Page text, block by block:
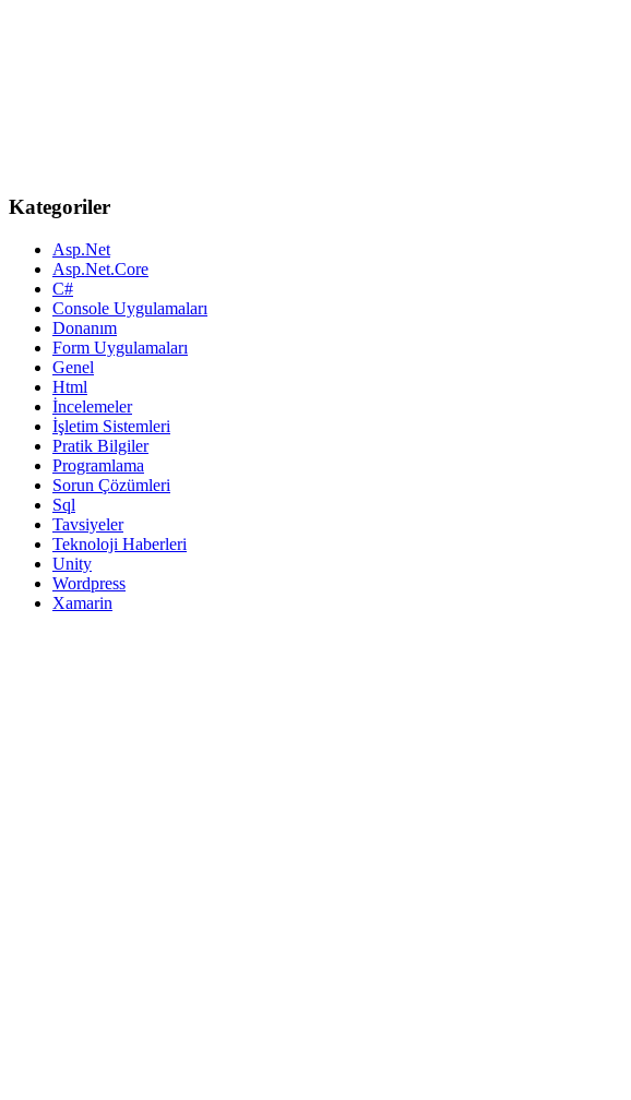
Kategoriler
Asp.Net
Asp.Net.Core
C#
Console Uygulamaları
Donanım
Form Uygulamaları
Genel
Html
İncelemeler
İşletim Sistemleri
Pratik Bilgiler
Programlama
Sorun Çözümleri
Sql
Tavsiyeler
Teknoloji Haberleri
Unity
Wordpress
Xamarin